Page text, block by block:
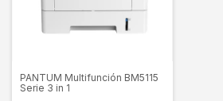
PANTUM Multifunción BM5115
Serie 3 in 1